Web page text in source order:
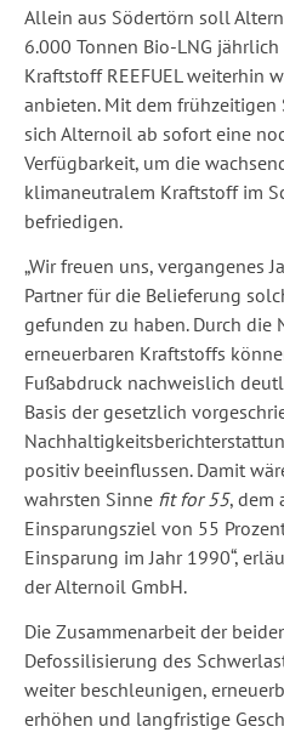
Allein aus Södertörn soll
6.000 Tonnen Bio-LNG
Kraftstoff REEFUEL weiterhin
anbieten. Mit dem frühzeitigen
sich Alternoil ab sofort eine
Verfügbarkeit, um die
klimaneutralem Kraftstoff im
befriedigen.
„Wir freuen uns, vergangenes
Partner für die Belieferung
gefunden zu haben. Durch die
erneuerbaren Kraftstoffs
Fußabdruck nachweislich
Basis der gesetzlich
positiv beeinflussen. Damit
wahrsten Sinne fit for 55, dem
Einsparungsziel von 55
Einsparung im Jahr 1990“,
der Alternoil GmbH.
Die Zusammenarbeit der
Defossilisierung des
weiter beschleunigen,
erhöhen und langfristige